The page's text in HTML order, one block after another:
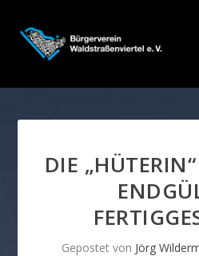
DIE
Gepostet von Jörg